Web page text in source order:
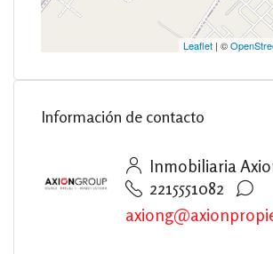
Leaflet | ©
Información de contacto
Inmobiliaria
2215551082